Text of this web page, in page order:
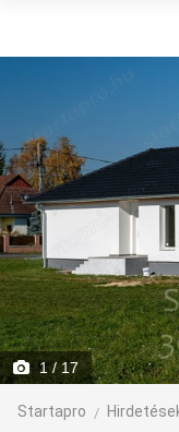
1/ 17
Startapro